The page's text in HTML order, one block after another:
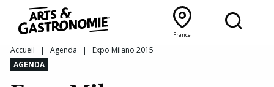
France
Recettes
Reportages
Actualités
Bourgogne Franche‑Comté
France
Lyon Rhône‑Alpes
Accueil | Agenda | Expo Milano 2015
AGENDA